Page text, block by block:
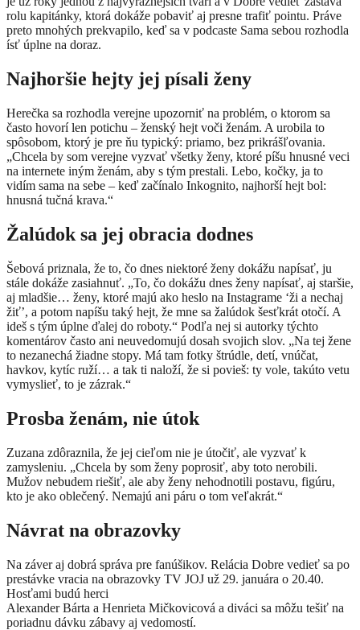
rolu kapitánky, ktorá dokáže pobaviť aj presne trafiť pointu. Práve
preto mnohých prekvapilo, keď sa v podcaste Sama sebou rozhodla
ísť úplne na doraz.
Najhoršie hejty jej písali ženy
Herečka sa rozhodla verejne upozorniť na problém, o ktorom sa
často hovorí len potichu – ženský hejt voči ženám. A urobila to
spôsobom, ktorý je pre ňu typický: priamo, bez prikrášľovania.
„Chcela by som verejne vyzvať všetky ženy, ktoré píšu hnusné veci
na internete iným ženám, aby s tým prestali. Lebo, kočky, ja to
vidím sama na sebe – keď začínalo Inkognito, najhorší hejt bol:
hnusná tučná krava.“
Žalúdok sa jej obracia dodnes
Šebová priznala, že to, čo dnes niektoré ženy dokážu napísať, ju
stále dokáže zasiahnuť. „To, čo dokážu dnes ženy napísať, aj staršie,
aj mladšie… ženy, ktoré majú ako heslo na Instagrame ‘ži a nechaj
žiť’, a potom napíšu taký hejt, že mne sa žalúdok šesťkrát otočí. A
ideš s tým úplne ďalej do roboty.“ Podľa nej si autorky týchto
komentárov často ani neuvedomujú dosah svojich slov. „Na tej žene
to nezanechá žiadne stopy. Má tam fotky štrúdle, detí, vnúčat,
havkov, kytíc ruží… a tak ti naloží, že si povieš: ty vole, takúto vetu
vymyslieť, to je zázrak.“
Prosba ženám, nie útok
Zuzana zdôraznila, že jej cieľom nie je útočiť, ale vyzvať k
zamysleniu. „Chcela by som ženy poprosiť, aby toto nerobili.
Mužov nebudem riešiť, ale aby ženy nehodnotili postavu, figúru,
kto je ako oblečený. Nemajú ani páru o tom veľakrát.“
Návrat na obrazovky
Na záver aj dobrá správa pre fanúšikov. Relácia Dobre vedieť sa po
prestávke vracia na obrazovky TV JOJ už 29. januára o 20.40.
Hosťami budú herci
Alexander Bárta a Henrieta Mičkovicová a diváci sa môžu tešiť na
poriadnu dávku zábavy aj vedomostí.